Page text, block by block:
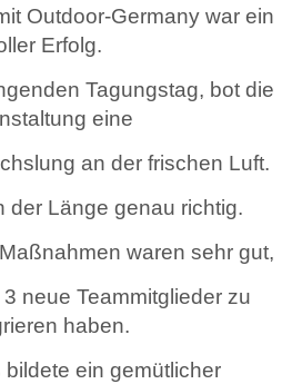
Outdoor-Germany war ein
Erfolg.
Tagungstag, bot die
eine
an der frischen Luft.
der Länge genau richtig.
waren sehr gut,
neue Teammitglieder zu
haben.
ein gemütlicher